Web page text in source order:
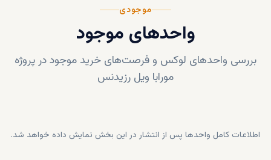
موجودی
واحدهای موجود
بررسی واحدهای لوکس و فرصت‌های خرید موجود در پروژه
مورابا ویل رزیدنس
اطلاعات کامل واحدها پس از انتشار در این بخش نمایش داده خواهد شد.